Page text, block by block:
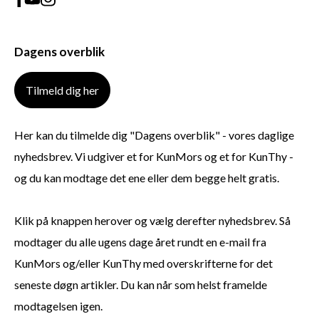
Dagens overblik
Tilmeld dig her
Her kan du tilmelde dig "Dagens overblik" - vores daglige
nyhedsbrev. Vi udgiver et for KunMors og et for KunThy -
og du kan modtage det ene eller dem begge helt gratis.
Klik på knappen herover og vælg derefter nyhedsbrev. Så
modtager du alle ugens dage året rundt en e-mail fra
KunMors og/eller KunThy med overskrifterne for det
seneste døgn artikler. Du kan når som helst framelde
modtagelsen igen.